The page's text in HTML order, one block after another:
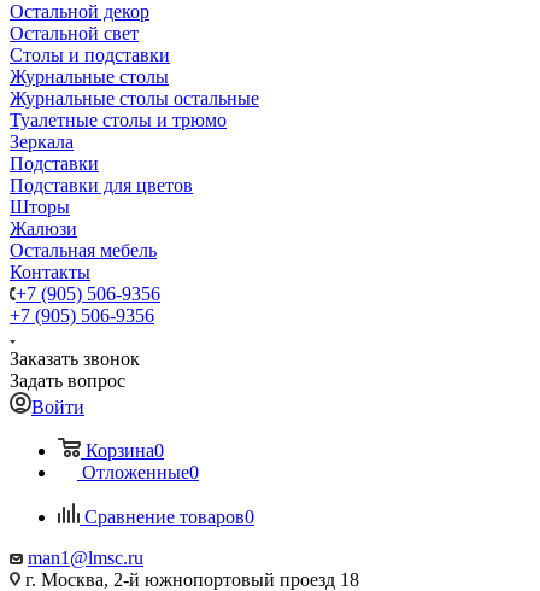
Остальной декор
Остальной свет
Столы и подставки
Журнальные столы
Журнальные столы остальные
Туалетные столы и трюмо
Зеркала
Подставки
Подставки для цветов
Шторы
Жалюзи
Остальная мебель
Контакты
+7 (905) 506-9356
+7 (905) 506-9356
Заказать звонок
Задать вопрос
Войти
Корзина0
Отложенные0
Сравнение товаров0
man1@lmsc.ru
г. Москва, 2-й южнопортовый проезд 18